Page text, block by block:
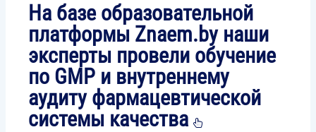
На базе образовательной
платформы Znaem.by наши
эксперты провели обучение
по GMP и внутреннему
аудиту фармацевтической
системы качества